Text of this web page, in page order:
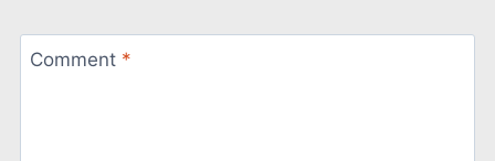
Comment *